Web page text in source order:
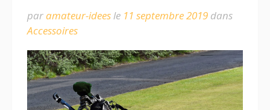
paramateur-ideesle 11 septembre 2019 dans
Accessoires